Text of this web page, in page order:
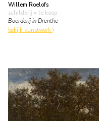
Willem Roelofs
schilderij • te koop
Boerderij in Drenthe
bekijk kunstwerk